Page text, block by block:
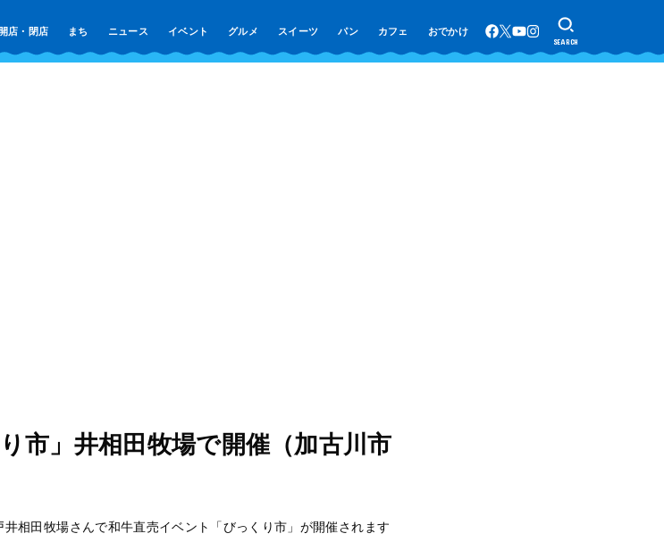
店・閉店 まち ニュース イベント グルメ スイーツ パン カフェ おでかけ
SEARCH
市」井相田牧場で開催（加古川市
相田牧場さんで和牛直売イベント「びっくり市」が開催されます